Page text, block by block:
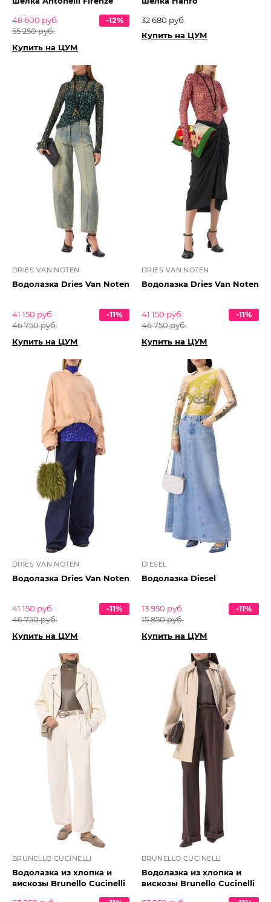
48 600 руб.
55 250 руб.
-12%
Купить на ЦУМ
32 680 руб.
Купить на ЦУМ
DRIES VAN NOTEN
Водолазка Dries Van Noten
41 150 руб.
46 750 руб.
-11%
Купить на ЦУМ
DRIES VAN NOTEN
Водолазка Dries Van Noten
41 150 руб.
46 750 руб.
-11%
Купить на ЦУМ
DRIES VAN NOTEN
Водолазка Dries Van Noten
41 150 руб.
46 750 руб.
-11%
Купить на ЦУМ
DIESEL
Водолазка Diesel
13 950 руб.
15 850 руб.
-11%
Купить на ЦУМ
BRUNELLO CUCINELLI
Водолазка из хлопка и
вискозы Brunello Cucinelli
BRUNELLO CUCINELLI
Водолазка из хлопка и
вискозы Brunello Cucinelli